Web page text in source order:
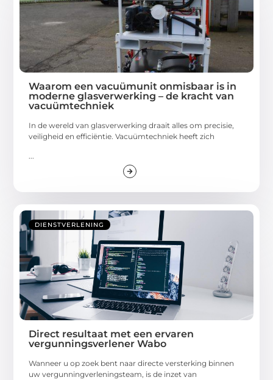
Waarom een vacuümunit onmisbaar is in
moderne glasverwerking – de kracht van
vacuümtechniek
In de wereld van glasverwerking draait alles om precisie,
veiligheid en efficiëntie. Vacuümtechniek heeft zich
...
DIENSTVERLENING
Direct resultaat met een ervaren
vergunningsverlener Wabo
Wanneer u op zoek bent naar directe versterking binnen
uw vergunningverleningsteam, is de inzet van